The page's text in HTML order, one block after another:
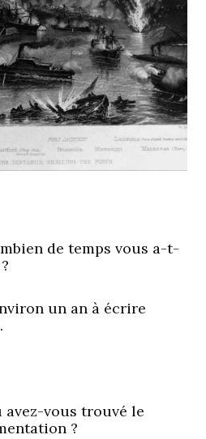
de temps vous a-t-
un an à écrire
vous trouvé le
?